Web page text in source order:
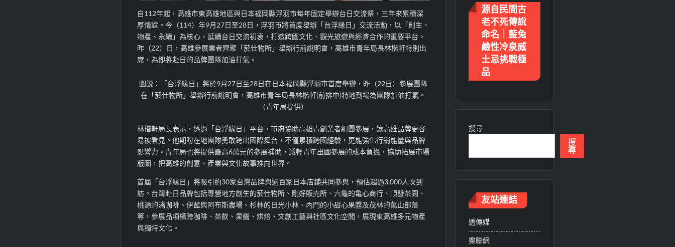
自112年起，高雄市東高雄地區與日本福岡縣浮羽市每年固定舉辦台日交流祭，三年來累積深
厚情誼。今（114）年9月27日至28日，浮羽市將首度舉辦「台浮緣日」交流活動，以「創生、
物產、永續」為核心，延續台日交流初衷，打造跨國文化、觀光旅遊與經濟合作的重要平台。
昨（22）日，高雄參展業者齊聚「菸仕物所」舉辦行前說明會，高雄市青年局長林楷軒特別出
席，為即將赴日的品牌團隊加油打氣。
圖説：「台浮緣日」將於9月27日至28日在日本福岡縣浮羽市首度舉辦，昨（22日）參展團隊
在「菸仕物所」舉辦行前說明會，高雄市青年局長林楷軒(前排中)特地到場為團隊加油打氣。
（青年局提供）
林楷軒局長表示，透過「台浮緣日」平台，市府協助高雄青創業者組團參展，讓高雄品牌更容
易被看見。他期盼在地團隊勇敢跨出國際舞台，不僅累積跨國經驗，更能強化行銷能量與品牌
影響力。青年局也將提供最高6萬元的參展補助，減輕青年出國參展的成本負擔，協助拓展市場
版圖，把高雄的創意、產業與文化故事推向世界。
首屆「台浮緣日」將吸引約30家台灣品牌與逾百家日本店鋪共同參與，預估超過3,000人次到
訪。台灣赴日品牌包括專營地方創生的菸仕物所、剛好販売所、六龜的亀心商行、順發茶園、
桃源的漓咖啡、伊藍與阿布斯農場、杉林的日光小林、內門的小甜心果醬及茂林的萬山部落
等，參展品項橫跨咖啡、茶飲、果醬、烘焙、文創工藝與社區文化空間，展現東高雄多元物產
與獨特文化。
源自民間古
老不死傳說
命名｜藍兔
鹼性冷泉威
士忌挑戰極
品
搜尋
搜
尋
友站連結
透傳媒
樂聯網